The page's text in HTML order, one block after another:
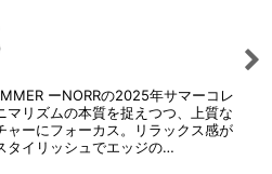
ーNORRの2025年サマーコレ
マリズムの本質を捉えつつ、上質な
ャーにフォーカス。リラックス感が
タイリッシュでエッジの…